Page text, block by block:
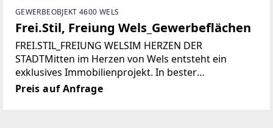
GEWERBEOBJEKT 4600 WELS
Frei.Stil, Freiung Wels_Gewerbeflächen
FREI.STIL_FREIUNG WELSIM HERZEN DER
STADTMitten im Herzen von Wels entsteht ein
exklusives Immobilienprojekt. In bester
Innenstadtlage, direkt an der Freiung, vereinen sich
urbaner Komfort, hochwertige Architektur und
Preis auf Anfrage